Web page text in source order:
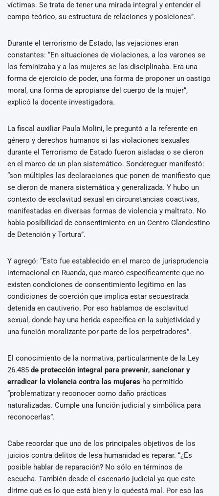
víctimas. Se trata de tener una mirada integral y entender el
campo teórico, su estructura de relaciones y posiciones”.
Durante el terrorismo de Estado, las vejaciones eran
constantes: “En situaciones de violaciones, a los varones se
los feminizaba y a las mujeres se las disciplinaba. Era una
forma de ejercicio de poder, una forma de proponer un castigo
moral, una forma de apropiarse del cuerpo de la mujer”,
explicó la docente investigadora.
La fiscal auxiliar Paula Molini, le preguntó a la referente en
género y derechos humanos si las violaciones sexuales
durante el Terrorismo de Estado fueron aisladas o se dieron
en el marco de un plan sistemático. Sondereguer manifestó:
“son múltiples las declaraciones que ponen de manifiesto que
se dieron de manera sistemática y generalizada. Y hubo un
contexto de esclavitud sexual en circunstancias coactivas,
manifestadas en diversas formas de violencia y maltrato. No
había posibilidad de consentimiento en un Centro Clandestino
de Detención y Tortura”.
Y agregó: “Esto fue establecido en el marco de jurisprudencia
internacional en Ruanda, que marcó específicamente que no
existen condiciones de consentimiento legítimo en las
condiciones de coerción que implica estar secuestrada
detenida en cautiverio. Por eso hablamos de esclavitud
sexual, donde hay una herida específica en la subjetividad y
una función moralizante por parte de los perpetradores”.
El conocimiento de la normativa, particularmente de la Ley
26.485 de protección integral para prevenir, sancionar y
erradicar la violencia contra las mujeres ha permitido
“problematizar y reconocer como daño prácticas
naturalizadas. Cumple una función judicial y simbólica para
reconocerlas”.
Cabe recordar que uno de los principales objetivos de los
juicios contra delitos de lesa humanidad es reparar. “¿Es
posible hablar de reparación? No sólo en términos de
escucha. También desde el escenario judicial ya que este
dirime qué es lo que está bien y lo quéestá mal. Por eso las